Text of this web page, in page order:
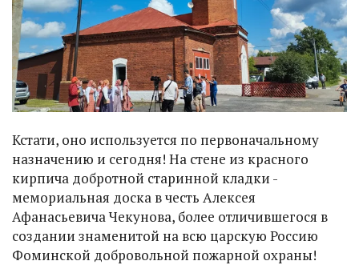
Кстати, оно используется по первоначальному
назначению и сегодня! На стене из красного
кирпича добротной старинной кладки -
мемориальная доска в честь Алексея
Афанасьевича Чекунова, более отличившегося в
создании знаменитой на всю царскую Россию
Фоминской добровольной пожарной охраны!